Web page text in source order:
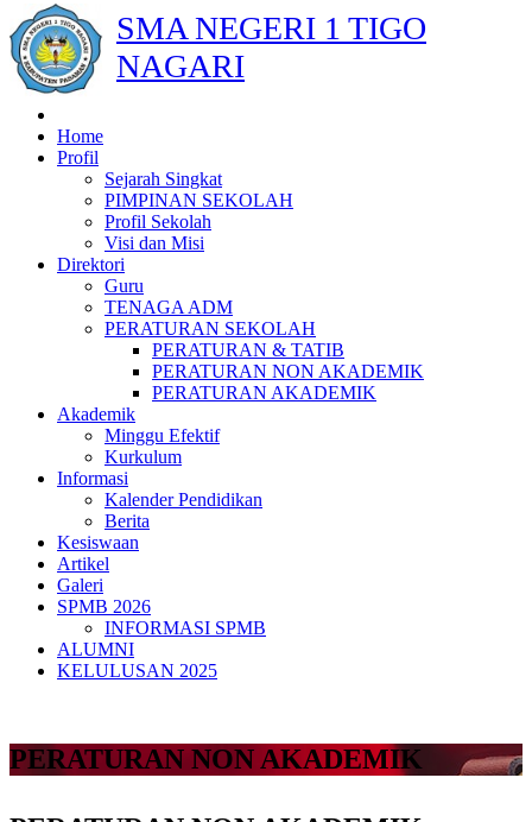
SMA NEGERI 1 TIGO
NAGARI
Home
Profil
Sejarah Singkat
PIMPINAN SEKOLAH
Profil Sekolah
Visi dan Misi
Direktori
Guru
TENAGA ADM
PERATURAN SEKOLAH
PERATURAN & TATIB
PERATURAN NON AKADEMIK
PERATURAN AKADEMIK
Akademik
Minggu Efektif
Kurkulum
Informasi
Kalender Pendidikan
Berita
Kesiswaan
Artikel
Galeri
SPMB 2026
INFORMASI SPMB
ALUMNI
KELULUSAN 2025
PERATURAN NON AKADEMIK